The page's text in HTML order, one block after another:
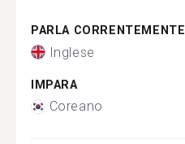
PARLA CORRENTEMENTE
Inglese
IMPARA
Coreano